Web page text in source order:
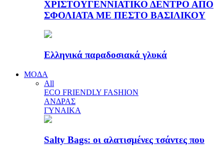
ΧΡΙΣΤΟΥΓΕΝΝΙΑΤΙΚΟ ΔΕΝΤΡΟ ΑΠΟ
ΣΦΟΛΙΑΤΑ ΜΕ ΠΕΣΤΟ ΒΑΣΙΛΙΚΟΥ
Ελληνικά παραδοσιακά γλυκά
ΜΟΔΑ
All
ECO FRIENDLY FASHION
ΑΝΔΡΑΣ
ΓΥΝΑΙΚΑ
Salty Bags: οι αλατισμένες τσάντες που